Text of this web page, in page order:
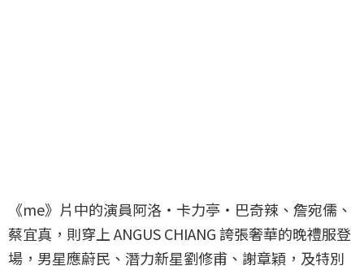
《me》片中的演員阿洛・卡力亭・巴奇辣、詹宛儒、
蔡宜真，則穿上 ANGUS CHIANG 誇張奢華的晚禮服登
場，男星應蔚民、潛力新星劉修甫、謝章穎，及特別